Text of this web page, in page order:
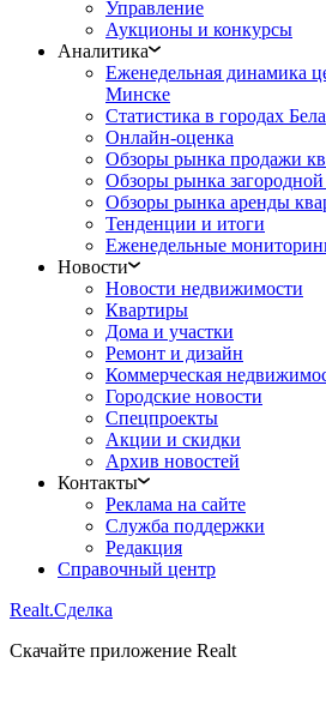
Управление
Аукционы и конкурсы
Аналитика
Еженедельная динамика
Минске
Статистика в городах
Онлайн-оценка
Обзоры рынка продажи
Обзоры рынка
Обзоры рынка аренды
Тенденции и итоги
Еженедельные
Новости
Новости недвижимости
Квартиры
Дома и участки
Ремонт и дизайн
Коммерческая
Городские новости
Спецпроекты
Акции и скидки
Архив новостей
Контакты
Реклама на сайте
Служба поддержки
Редакция
Справочный центр
Realt.Сделка
Скачайте приложение Realt